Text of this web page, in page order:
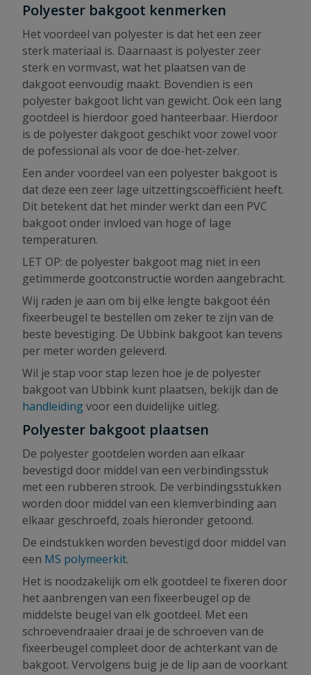
Polyester bakgoot kenmerken
Het voordeel van polyester is dat het een zeer
sterk materiaal is. Daarnaast is polyester zeer
sterk en vormvast, wat het plaatsen van de
dakgoot eenvoudig maakt. Bovendien is een
polyester bakgoot licht van gewicht. Ook een lang
gootdeel is hierdoor goed hanteerbaar. Hierdoor
is de polyester dakgoot geschikt voor zowel voor
de pofessional als voor de doe-het-zelver.
Een ander voordeel van een polyester bakgoot is
dat deze een zeer lage uitzettingscoëfficiënt heeft.
Dit betekent dat het minder werkt dan een PVC
bakgoot onder invloed van hoge of lage
temperaturen.
LET OP: de polyester bakgoot mag niet in een
getimmerde gootconstructie worden aangebracht.
Wij raden je aan om bij elke lengte bakgoot één
fixeerbeugel te bestellen om zeker te zijn van de
beste bevestiging. De Ubbink bakgoot kan tevens
per meter worden geleverd.
Wil je stap voor stap lezen hoe je de polyester
bakgoot van Ubbink kunt plaatsen, bekijk dan de
handleidingvoor een duidelijke uitleg.
Polyester bakgoot plaatsen
De polyester gootdelen worden aan elkaar
bevestigd door middel van een verbindingsstuk
met een rubberen strook. De verbindingsstukken
worden door middel van een klemverbinding aan
elkaar geschroefd, zoals hieronder getoond.
De eindstukken worden bevestigd door middel van
een MS polymeerkit.
Het is noodzakelijk om elk gootdeel te fixeren door
het aanbrengen van een fixeerbeugel op de
middelste beugel van elk gootdeel. Met een
schroevendraaier draai je de schroeven van de
fixeerbeugel compleet door de achterkant van de
bakgoot. Vervolgens buig je de lip aan de voorkant